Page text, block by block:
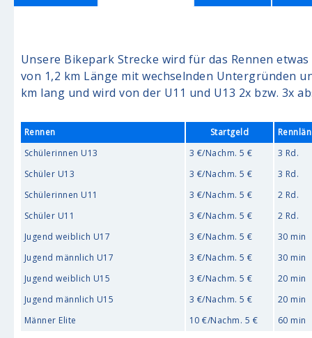
Unsere Bikepark Strecke wird für das Rennen
von 1,2 km Länge mit wechselnden Untergründen
km lang und wird von der U11 und U13 2x bzw. 3x
Rennen
Schülerinnen U13
Schüler U13
Schülerinnen U11
Schüler U11
Jugend weiblich U17
Jugend männlich U17
Jugend weiblich U15
Jugend männlich U15
Männer Elite
Startgeld
3 €/Nachm. 5 €
3 €/Nachm. 5 €
3 €/Nachm. 5 €
3 €/Nachm. 5 €
3 €/Nachm. 5 €
3 €/Nachm. 5 €
3 €/Nachm. 5 €
3 €/Nachm. 5 €
10 €/Nachm. 5 €
3 Rd.
3 Rd.
2 Rd.
2 Rd.
30 min
30 min
20 min
20 min
60 min